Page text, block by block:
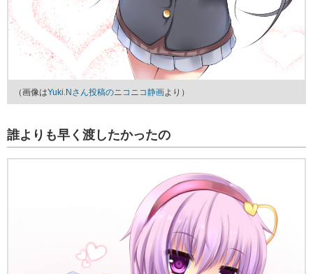
（画像はYuki.Nさん投稿のニコニコ静画より）
誰よりも早く渡したかったの